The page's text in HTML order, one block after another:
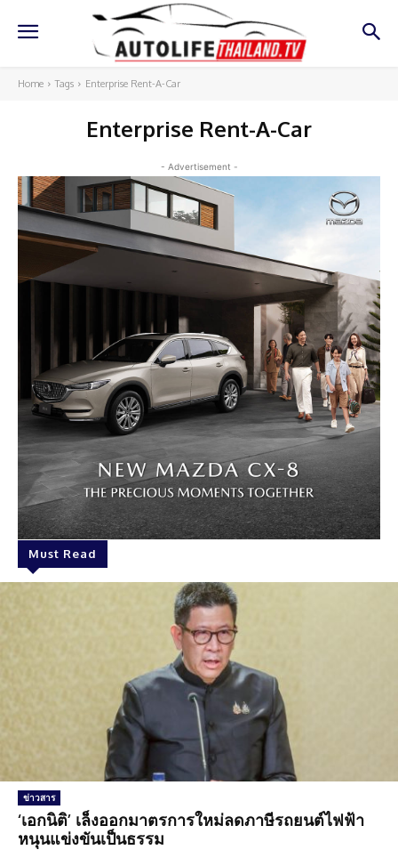
Home Tags Enterprise Rent-A-Car
Enterprise Rent-A-Car
- Advertisement -
Must Read
ข่าวสาร
‘เอกนิติ’ เล็งออกมาตรการใหม่ลดภาษีรถยนต์ไฟฟ้า
หนุนแข่งขันเป็นธรรม